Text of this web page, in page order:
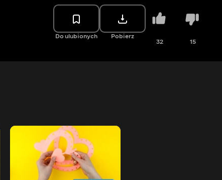
Do ulubionych Pobierz
32 15